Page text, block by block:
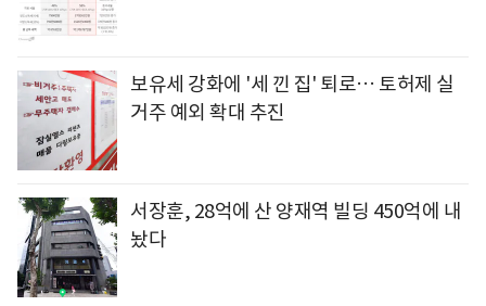
보유세 강화에 '세 낀 집' 퇴로… 토허제 실
거주 예외 확대 추진
서장훈, 28억에 산 양재역 빌딩 450억에 내
놨다